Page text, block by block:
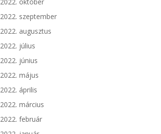
2022. október
2022. szeptember
2022. augusztus
2022. július
2022. június
2022. május
2022. április
2022. március
2022. február